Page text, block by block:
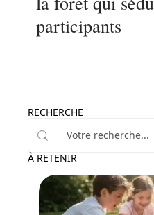
participants
RECHERCHE
À RETENIR